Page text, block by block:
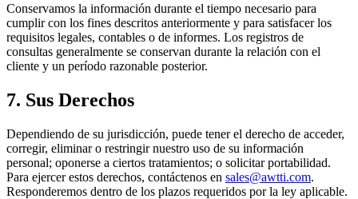
Conservamos la información durante el tiempo necesario para
cumplir con los fines descritos anteriormente y para satisfacer los
requisitos legales, contables o de informes. Los registros de
consultas generalmente se conservan durante la relación con el
cliente y un período razonable posterior.
7. Sus Derechos
Dependiendo de su jurisdicción, puede tener el derecho de acceder,
corregir, eliminar o restringir nuestro uso de su información
personal; oponerse a ciertos tratamientos; o solicitar portabilidad.
Para ejercer estos derechos, contáctenos en sales@awtti.com.
Responderemos dentro de los plazos requeridos por la ley aplicable.